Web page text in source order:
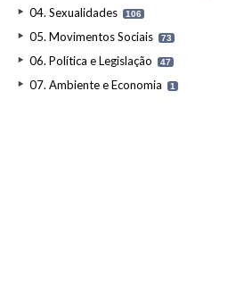
04. Sexualidades 106
05. Movimentos Sociais 73
06. Política e Legislação 47
07. Ambiente e Economia 1